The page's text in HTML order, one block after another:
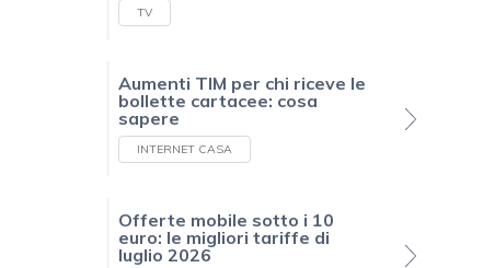
TV
Aumenti TIM per chi riceve le
bollette cartacee: cosa
sapere
INTERNET CASA
Offerte mobile sotto i 10
euro: le migliori tariffe di
luglio 2026